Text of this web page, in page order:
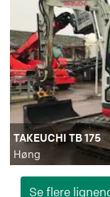
TAKEUCHI TB 175
Høng